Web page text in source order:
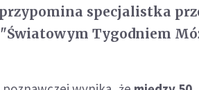
specjalistka
Tygodniem